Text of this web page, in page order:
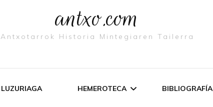
antxo.com
Antxotarrok Historia Mintegiaren Tailerra
LUZURIAGA HEMEROTECA BIBLIOGRAFÍ­A